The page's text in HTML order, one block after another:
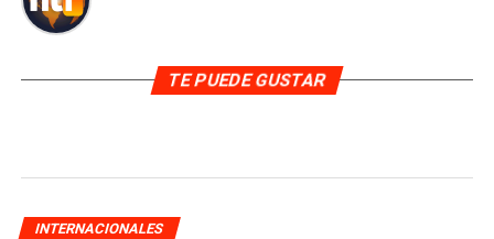
TE PUEDE GUSTAR
INTERNACIONALES